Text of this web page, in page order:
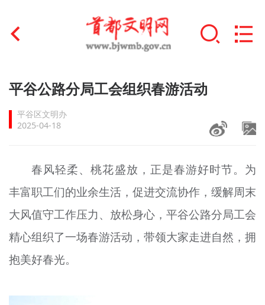
首页
文明创建
文明培育
+
未成年人思想道德建设
榜样人物
+
身边好人
平谷公路分局工会组织春游活动
平谷区文明办
2025-04-18
春风轻柔、桃花盛放，正是春游好时节。为
丰富职工们的业余生活，促进交流协作，缓解周末
大风值守工作压力、放松身心，平谷公路分局工会
精心组织了一场春游活动，带领大家走进自然，拥
抱美好春光。